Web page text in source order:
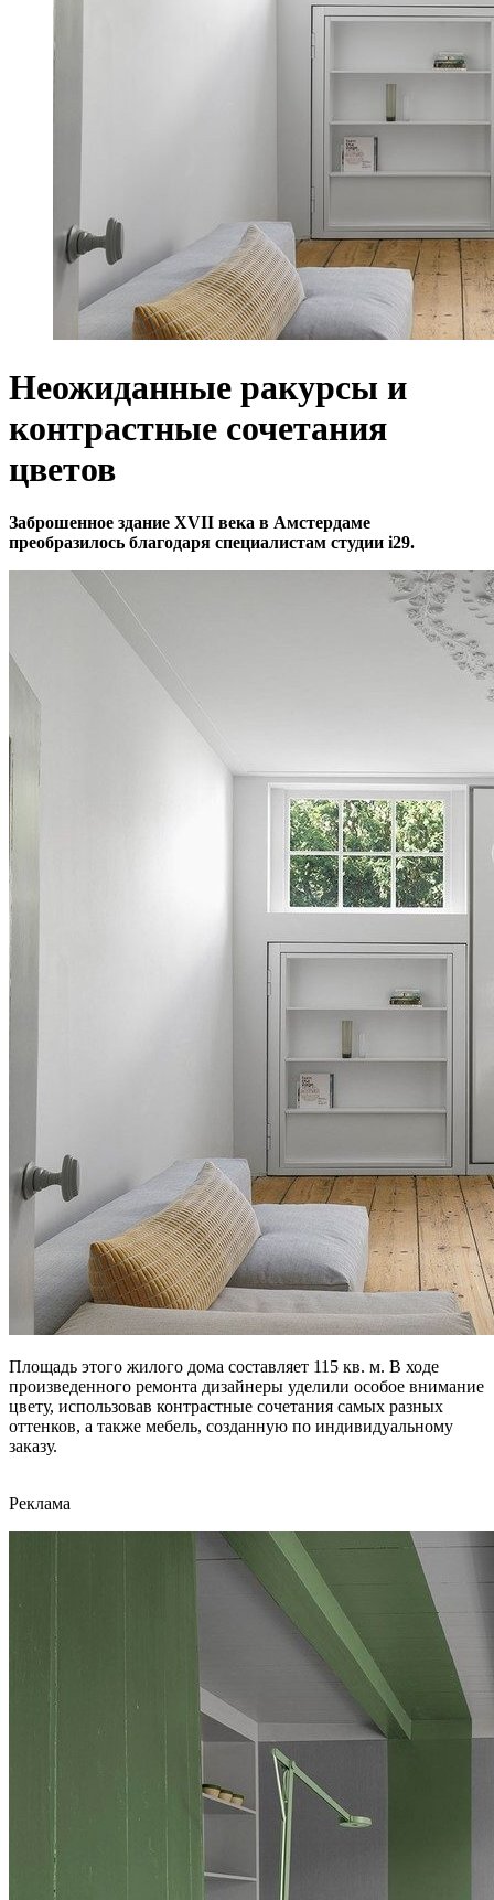
Неожиданные ракурсы и
контрастные сочетания
цветов
Заброшенное здание XVII века в Амстердаме
преобразилось благодаря специалистам студии i29.
Площадь этого жилого дома составляет 115 кв. м. В ходе
произведенного ремонта дизайнеры уделили особое внимание
цвету, использовав контрастные сочетания самых разных
оттенков, а также мебель, созданную по индивидуальному
заказу.
Реклама